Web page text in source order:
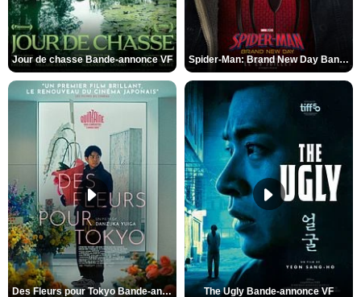
Jour de chasse Bande-annonce VF Spider-Man: Brand New Day Bande-annonce (3) VO STFR
Des Fleurs pour Tokyo Bande-annonce VO STFR The Ugly Bande-annonce VF